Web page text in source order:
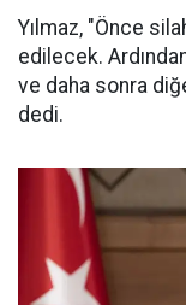
Yılmaz, "Önce
edilecek.
ve daha sonra
dedi.